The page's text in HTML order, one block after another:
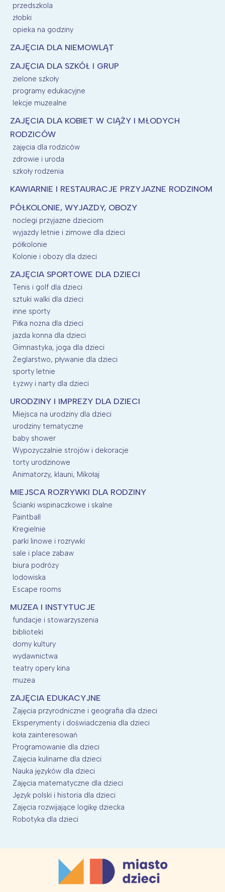
przedszkola
żłobki
opieka na godziny
ZAJĘCIA DLA NIEMOWLĄT
ZAJĘCIA DLA SZKÓŁ I GRUP
zielone szkoły
programy edukacyjne
lekcje muzealne
ZAJĘCIA DLA KOBIET W CIĄŻY I MŁODYCH
RODZICÓW
zajęcia dla rodziców
zdrowie i uroda
szkoły rodzenia
KAWIARNIE I RESTAURACJE PRZYJAZNE RODZINOM
PÓŁKOLONIE, WYJAZDY, OBOZY
noclegi przyjazne dzieciom
wyjazdy letnie i zimowe dla dzieci
półkolonie
Kolonie i obozy dla dzieci
ZAJĘCIA SPORTOWE DLA DZIECI
Tenis i golf dla dzieci
sztuki walki dla dzieci
inne sporty
Piłka nożna dla dzieci
jazda konna dla dzieci
Gimnastyka, joga dla dzieci
Żeglarstwo, pływanie dla dzieci
sporty letnie
Łyżwy i narty dla dzieci
URODZINY I IMPREZY DLA DZIECI
Miejsca na urodziny dla dzieci
urodziny tematyczne
baby shower
Wypożyczalnie strojów i dekoracje
torty urodzinowe
Animatorzy, klauni, Mikołaj
MIEJSCA ROZRYWKI DLA RODZINY
Ścianki wspinaczkowe i skalne
Paintball
Kregielnie
parki linowe i rozrywki
sale i place zabaw
biura podróży
lodowiska
Escape rooms
MUZEA I INSTYTUCJE
fundacje i stowarzyszenia
biblioteki
domy kultury
wydawnictwa
teatry opery kina
muzea
ZAJĘCIA EDUKACYJNE
Zajęcia przyrodniczne i geografia dla dzieci
Eksperymenty i doświadczenia dla dzieci
koła zainteresowań
Programowanie dla dzieci
Zajęcia kulinarne dla dzieci
Nauka języków dla dzieci
Zajęcia matematyczne dla dzieci
Język polski i historia dla dzieci
Zajęcia rozwijające logikę dziecka
Robotyka dla dzieci